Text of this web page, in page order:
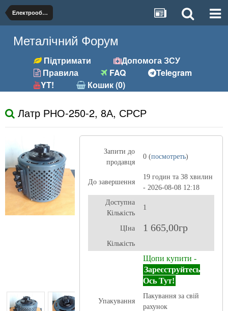
Електрообладнання
Металічний Форум
Підтримати
Допомога ЗСУ
Правила
FAQ
Telegram
YT!
Кошик (0)
Латр РНО-250-2, 8А, СРСР
Запити до
продавця
0 (посмотреть)
До завершення
19 годин та 38 хвилин
- 2026-08-08 12:18
Доступна
Кількість
1
ЦІна 1 665,00гр
Кількість
Щопи купити -
Зареєструйтесь
Ось Тут!
Упакування
Пакування за свій
рахунок